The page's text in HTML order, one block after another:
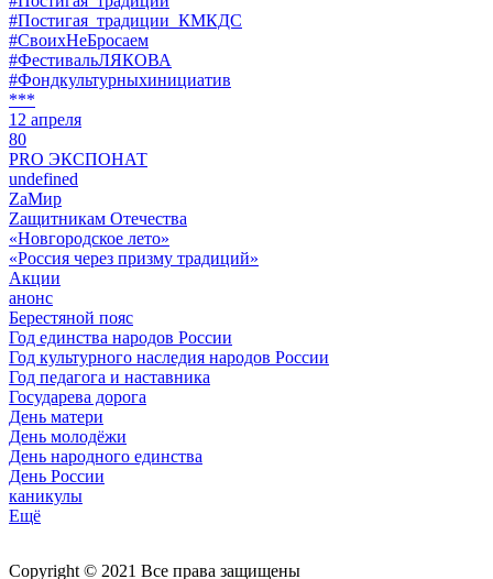
#Постигая_традиции_КМКДС
#СвоихНеБросаем
#ФестивальЛЯКОВА
#Фондкультурныхинициатив
***
12 апреля
80
PRO ЭКСПОНАТ
undefined
ZaМир
Zащитникам Отечества
«Новгородское лето»
«Россия через призму традиций»
Акции
анонс
Берестяной пояс
Год единства народов России
Год культурного наследия народов России
Год педагога и наставника
Государева дорога
День матери
День молодёжи
День народного единства
День России
каникулы
Ещё
Copyright © 2021 Все права защищены